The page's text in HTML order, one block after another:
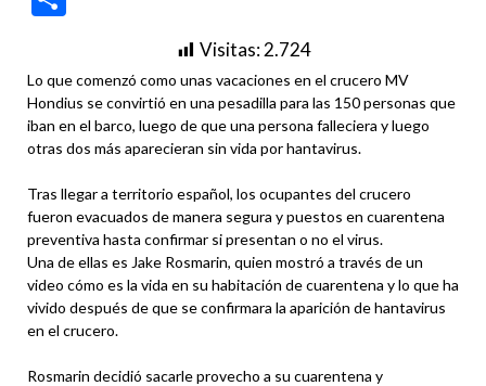
Visitas:2.724
Lo que comenzó como unas vacaciones en el crucero MV
Hondius se convirtió en una pesadilla para las 150 personas que
iban en el barco, luego de que una persona falleciera y luego
otras dos más aparecieran sin vida por hantavirus.
Tras llegar a territorio español, los ocupantes del crucero
fueron evacuados de manera segura y puestos en cuarentena
preventiva hasta confirmar si presentan o no el virus.
Una de ellas es Jake Rosmarin, quien mostró a través de un
video cómo es la vida en su habitación de cuarentena y lo que ha
vivido después de que se confirmara la aparición de hantavirus
en el crucero.
Rosmarin decidió sacarle provecho a su cuarentena y